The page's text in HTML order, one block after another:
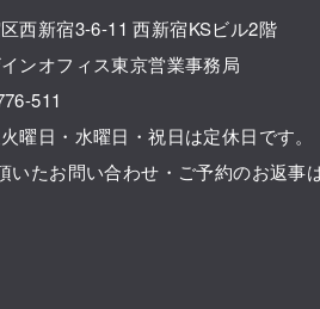
西新宿3-6-11 西新宿KSビル2階
ンオフィス東京営業事務局
511
曜日・水曜日・祝日は定休日です。
いたお問い合わせ・ご予約のお返事